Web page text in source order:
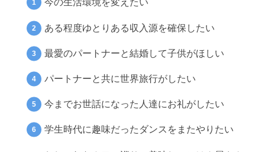
今の生活環境を変えたい
ある程度ゆとりある収入源を確保したい
最愛のパートナーと結婚して子供がほしい
パートナーと共に世界旅行がしたい
今までお世話になった人達にお礼がしたい
学生時代に趣味だったダンスをまたやりたい